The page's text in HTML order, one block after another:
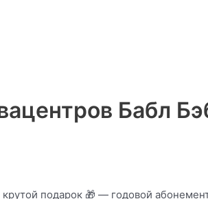
Бабл
подарок 🎁 — годовой